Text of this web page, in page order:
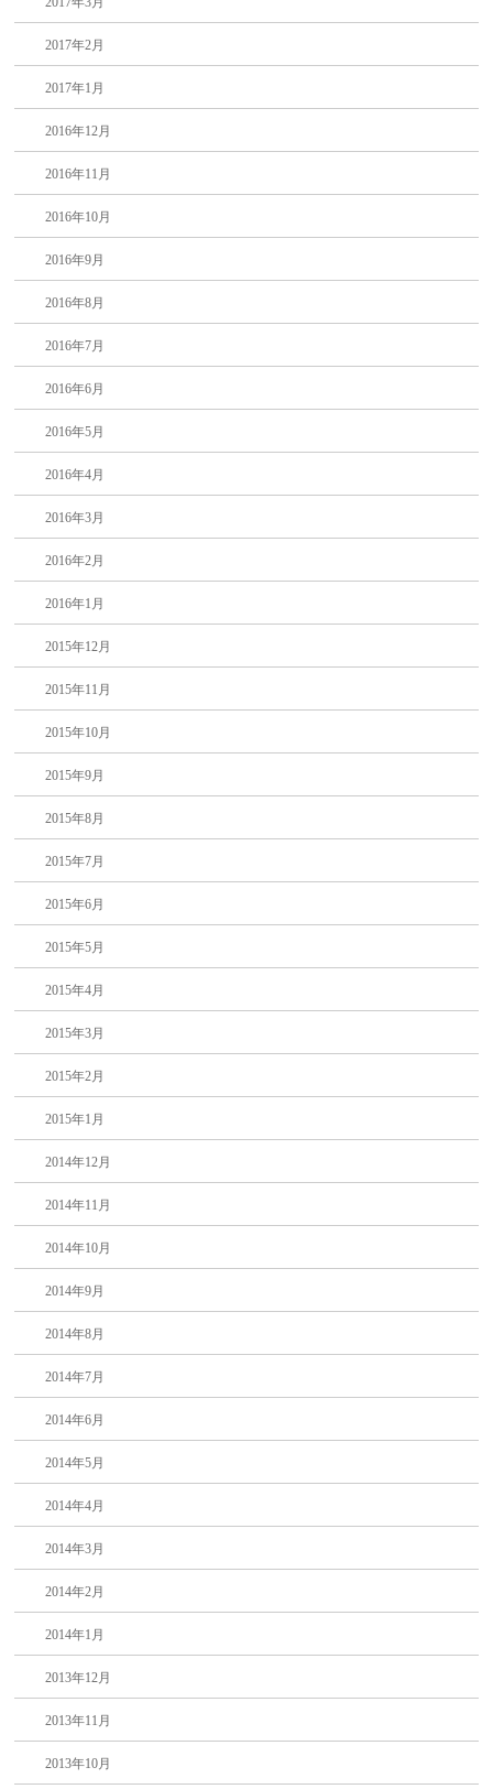
2017年2月
2017年1月
2016年12月
2016年11月
2016年10月
2016年9月
2016年8月
2016年7月
2016年6月
2016年5月
2016年4月
2016年3月
2016年2月
2016年1月
2015年12月
2015年11月
2015年10月
2015年9月
2015年8月
2015年7月
2015年6月
2015年5月
2015年4月
2015年3月
2015年2月
2015年1月
2014年12月
2014年11月
2014年10月
2014年9月
2014年8月
2014年7月
2014年6月
2014年5月
2014年4月
2014年3月
2014年2月
2014年1月
2013年12月
2013年11月
2013年10月